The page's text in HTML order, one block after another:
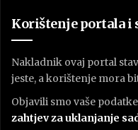
Korištenje portala i
Nakladnik ovaj portal
jeste, a korištenje mora
Objavili smo vaše
zahtjev za uklanjanje